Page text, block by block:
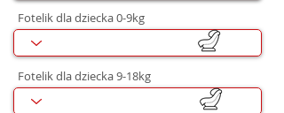
Fotelik dla dziecka 0-9kg
Fotelik dla dziecka 9-18kg